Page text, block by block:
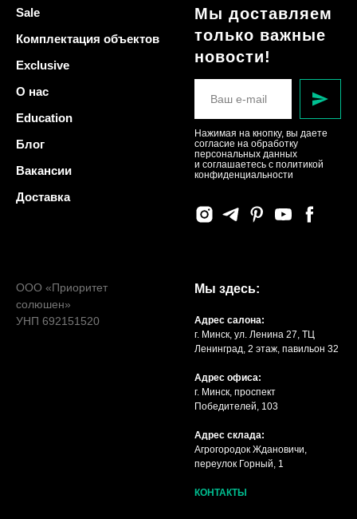
Sale
Комплектация объектов
Exclusive
О нас
Education
Блог
Вакансии
Доставка
Мы доставляем
только важные
новости!
Нажимая на кнопку, вы даете
согласие на обработку
персональных данных
и соглашаетесь c политикой
конфиденциальности
ООО «Приоритет
солюшен»
УНП 692151520
Мы здесь:
Адрес салона:
г. Минск, ул. Ленина 27, ТЦ
Ленинград, 2 этаж, павильон 32
Адрес офиса:
г. Минск, проспект
Победителей, 103
Адрес склада:
Агрогородок Ждановичи,
переулок Горный, 1
КОНТАКТЫ